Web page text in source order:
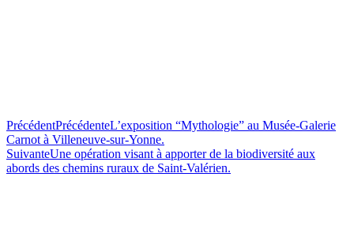
PrécédentPrécédenteL’exposition “Mythologie” au Musée-Galerie
Carnot à Villeneuve-sur-Yonne.
SuivanteUne opération visant à apporter de la biodiversité aux
abords des chemins ruraux de Saint-Valérien.